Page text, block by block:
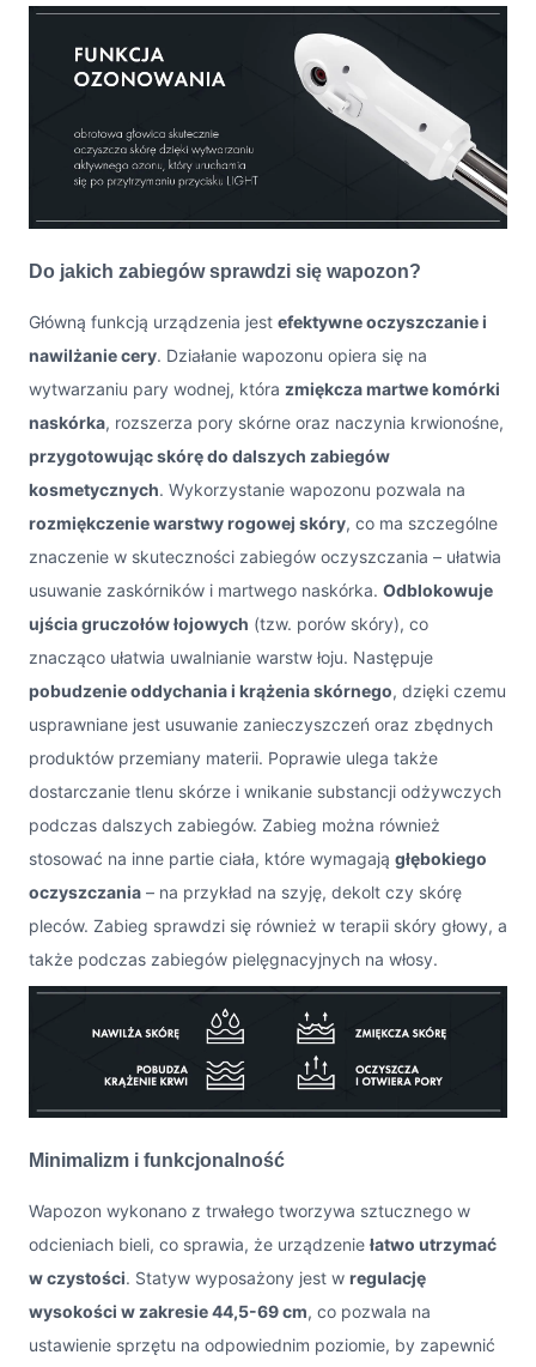
Do jakich zabiegów sprawdzi się wapozon?
Główną funkcją urządzenia jest efektywne oczyszczanie i
nawilżanie cery. Działanie wapozonu opiera się na
wytwarzaniu pary wodnej, która zmiękcza martwe komórki
naskórka, rozszerza pory skórne oraz naczynia krwionośne,
przygotowując skórę do dalszych zabiegów
kosmetycznych. Wykorzystanie wapozonu pozwala na
rozmiękczenie warstwy rogowej skóry, co ma szczególne
znaczenie w skuteczności zabiegów oczyszczania – ułatwia
usuwanie zaskórników i martwego naskórka. Odblokowuje
ujścia gruczołów łojowych (tzw. porów skóry), co
znacząco ułatwia uwalnianie warstw łoju. Następuje
pobudzenie oddychania i krążenia skórnego, dzięki czemu
usprawniane jest usuwanie zanieczyszczeń oraz zbędnych
produktów przemiany materii. Poprawie ulega także
dostarczanie tlenu skórze i wnikanie substancji odżywczych
podczas dalszych zabiegów. Zabieg można również
stosować na inne partie ciała, które wymagają głębokiego
oczyszczania – na przykład na szyję, dekolt czy skórę
pleców. Zabieg sprawdzi się również w terapii skóry głowy, a
także podczas zabiegów pielęgnacyjnych na włosy.
Minimalizm i funkcjonalność
Wapozon wykonano z trwałego tworzywa sztucznego w
odcieniach bieli, co sprawia, że urządzenie łatwo utrzymać
w czystości. Statyw wyposażony jest w regulację
wysokości w zakresie 44,5-69 cm, co pozwala na
ustawienie sprzętu na odpowiednim poziomie, by zapewnić